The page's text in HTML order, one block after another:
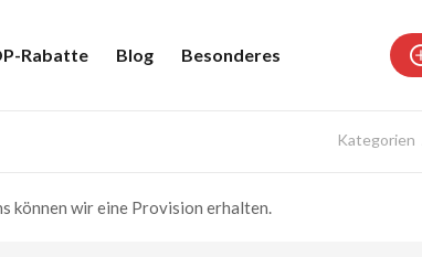
Rabatte Blog Besonderes
können wir eine Provision erhalten.